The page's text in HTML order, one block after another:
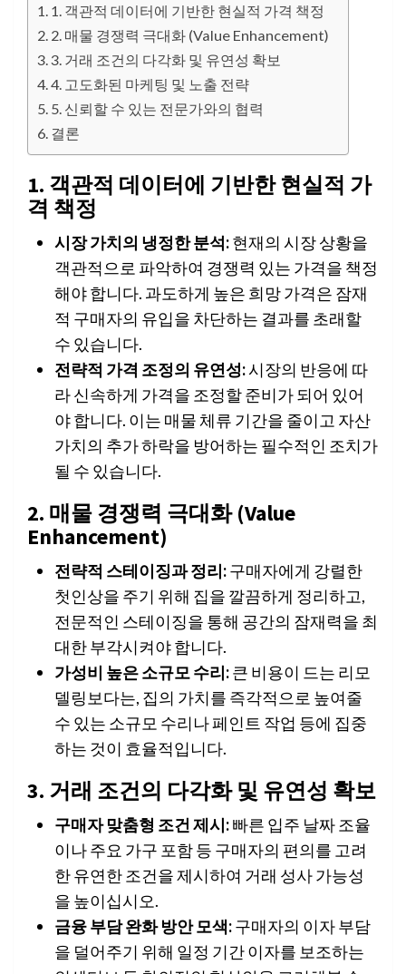
1. 객관적 데이터에 기반한 현실적 가격 책정
2. 매물 경쟁력 극대화 (Value Enhancement)
3. 거래 조건의 다각화 및 유연성 확보
4. 고도화된 마케팅 및 노출 전략
5. 신뢰할 수 있는 전문가와의 협력
결론
1. 객관적 데이터에 기반한 현실적 가
격 책정
시장 가치의 냉정한 분석:현재의 시장 상황을
객관적으로 파악하여 경쟁력 있는 가격을 책정
해야 합니다. 과도하게 높은 희망 가격은 잠재
적 구매자의 유입을 차단하는 결과를 초래할
수 있습니다.
전략적 가격 조정의 유연성:시장의 반응에 따
라 신속하게 가격을 조정할 준비가 되어 있어
야 합니다. 이는 매물 체류 기간을 줄이고 자산
가치의 추가 하락을 방어하는 필수적인 조치가
될 수 있습니다.
2. 매물 경쟁력 극대화 (Value
Enhancement)
전략적 스테이징과 정리:구매자에게 강렬한
첫인상을 주기 위해 집을 깔끔하게 정리하고,
전문적인 스테이징을 통해 공간의 잠재력을 최
대한 부각시켜야 합니다.
가성비 높은 소규모 수리:큰 비용이 드는 리모
델링보다는, 집의 가치를 즉각적으로 높여줄
수 있는 소규모 수리나 페인트 작업 등에 집중
하는 것이 효율적입니다.
3. 거래 조건의 다각화 및 유연성 확보
구매자 맞춤형 조건 제시:빠른 입주 날짜 조율
이나 주요 가구 포함 등 구매자의 편의를 고려
한 유연한 조건을 제시하여 거래 성사 가능성
을 높이십시오.
금융 부담 완화 방안 모색:구매자의 이자 부담
을 덜어주기 위해 일정 기간 이자를 보조하는